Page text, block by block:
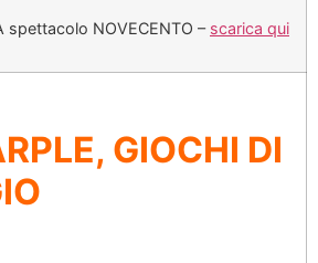
spettacolo NOVECENTO – scarica qui
GIOCHI DI